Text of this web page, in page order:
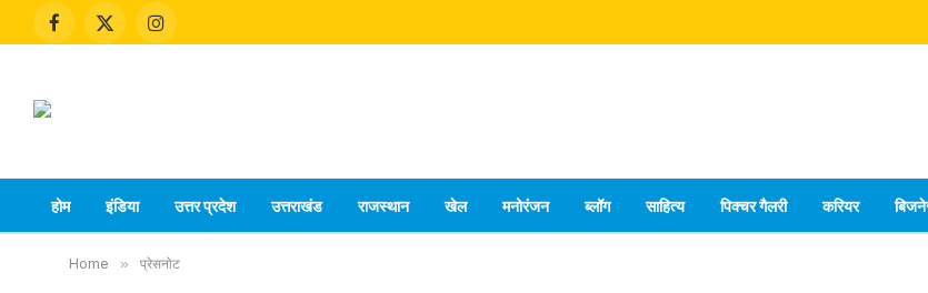
Facebook
X
Instagram
होम इंडिया उत्तर प्रदेश उत्तराखंड राजस्थान खेल मनोरंजन ब्लॉग साहित्य पिक्चर गैलरी करियर
Home » प्रेसनोट